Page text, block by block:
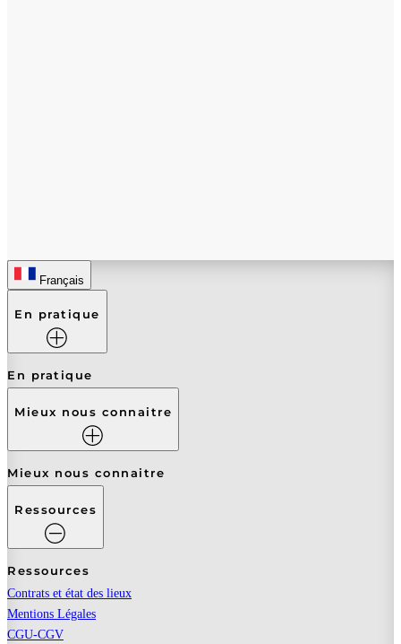
Français
En pratique
En pratique
Mieux nous connaitre
Mieux nous connaitre
Ressources
Ressources
Contrats et état des lieux
Mentions Légales
CGU-CGV